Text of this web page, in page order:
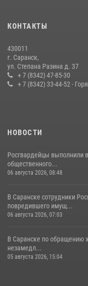
содействии сотрудников
Сотрудники Росгвардии
конкурса профмастерства в
23 июля 2026, 11:54 4
КОНТАКТЫ
430011
г. Саранск,
ул. Степана Разина д. 37
+ 7 (8342) 47-85-30
+ 7 (8342) 33-44-52 -
НОВОСТИ
Росгвардейцы выполнили
общественного...
06 августа 2026, 08:48
В Саранске сотрудники
повредившего имущ...
06 августа 2026, 07:03
В Саранске по обращению
незамедл...
05 августа 2026, 15:04